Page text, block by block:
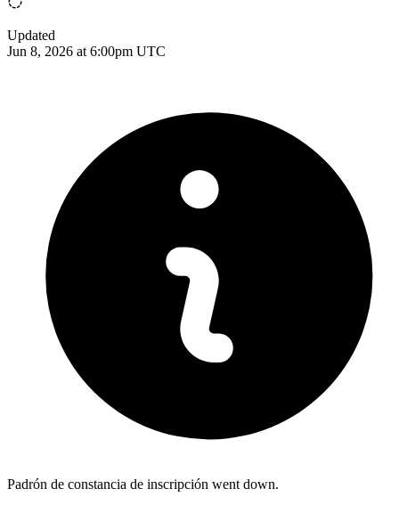
Updated
Jun 8, 2026 at 6:00pm UTC
Padrón de constancia de inscripción went down.